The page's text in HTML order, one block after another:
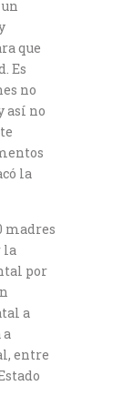
que
Es
no
así no
la
madres
la
por
a
a
entre